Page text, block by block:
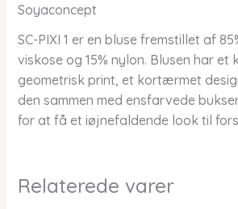
Soyaconcept
SC-PIXI 1 er en bluse fremstillet af
viskose og 15% nylon. Blusen har et
geometrisk print, et kortærmet
den sammen med ensfarvede
for at få et iøjnefaldende look til
Relaterede varer